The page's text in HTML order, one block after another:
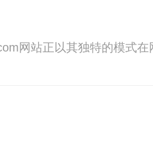
网站正以其独特的模式